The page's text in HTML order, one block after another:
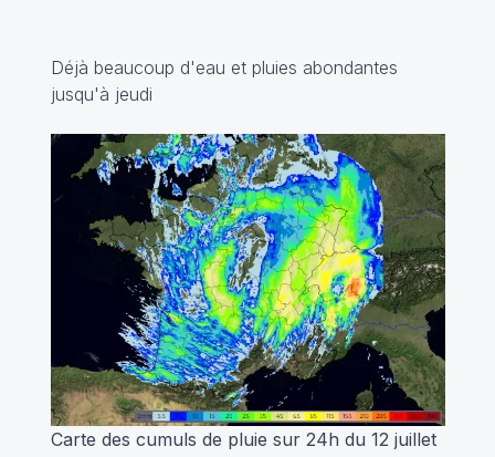
Déjà beaucoup d'eau et pluies abondantes
jusqu'à jeudi
Carte des cumuls de pluie sur 24h du 12 juillet